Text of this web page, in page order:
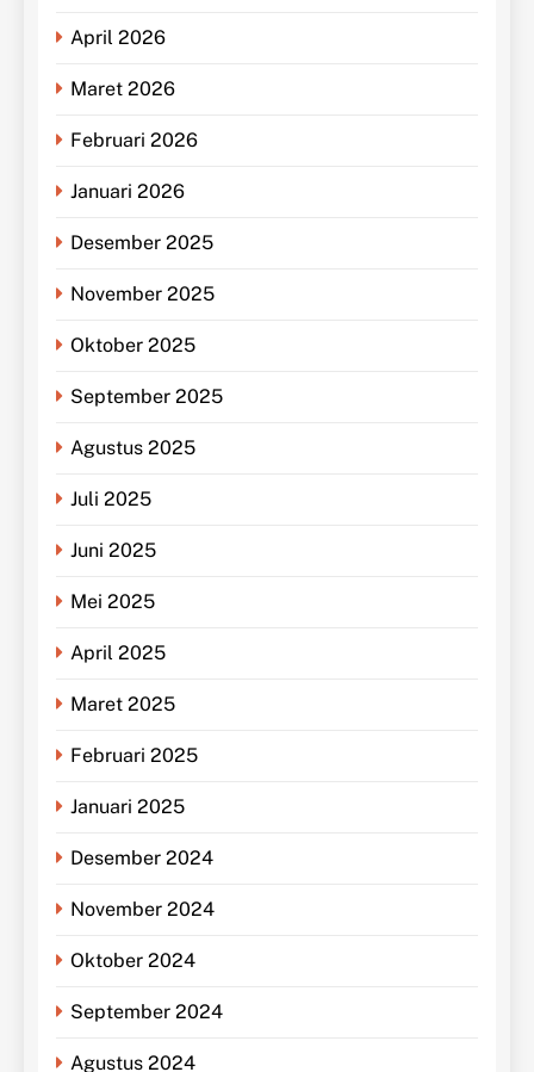
April 2026
Maret 2026
Februari 2026
Januari 2026
Desember 2025
November 2025
Oktober 2025
September 2025
Agustus 2025
Juli 2025
Juni 2025
Mei 2025
April 2025
Maret 2025
Februari 2025
Januari 2025
Desember 2024
November 2024
Oktober 2024
September 2024
Agustus 2024